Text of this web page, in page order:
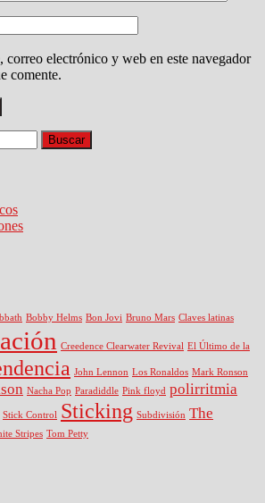
correo electrónico y web en este navegador
comente.
Bobby Helms Bon Jovi Bruno Mars Claves latinas
Creedence Clearwater Revival El Último de la
John Lennon Los Ronaldos Mark Ronson
Nacha Pop Paradiddle Pink floyd polirritmia
Stick Control Sticking Subdivisión The
Stripes Tom Petty